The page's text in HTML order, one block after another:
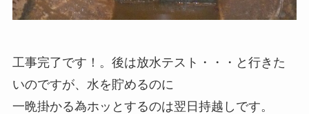
工事完了です！。後は放水テスト・・・と行きた
いのですが、水を貯めるのに
一晩掛かる為ホッとするのは翌日持越しです。